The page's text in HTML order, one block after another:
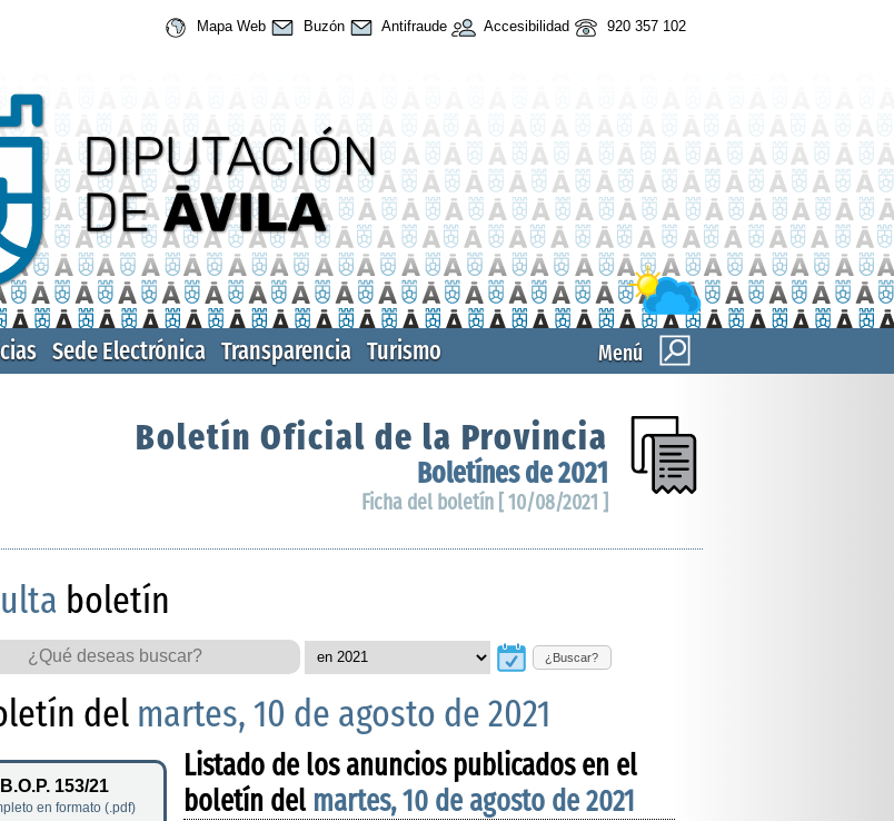
Mapa Web Buzón Antifraude Accesibilidad 920 357 102
Menú
Sede Electrónica Transparencia Turismo
Boletín Oficial de la Provincia
Boletínes de 2021
Ficha del boletín [ 10/08/2021 ]
boletín
¿Buscar?
del martes, 10 de agosto de 2021
B.O.P. 153/21
en formato (.pdf)
Listado de los anuncios publicados en el
boletín del martes, 10 de agosto de 2021